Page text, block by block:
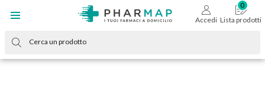
Accedi Lista prodotti